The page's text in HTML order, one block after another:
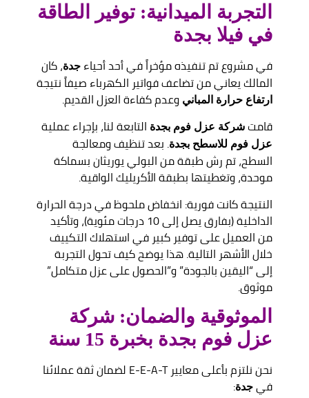
التجربة الميدانية: توفير الطاقة
في فيلا بجدة
في مشروع تم تنفيذه مؤخراً في أحد أحياء جدة، كان
المالك يعاني من تضاعف فواتير الكهرباء صيفاً نتيجة
ارتفاع حرارة المباني وعدم كفاءة العزل القديم.
قامت شركة عزل فوم بجدة التابعة لنا، بإجراء عملية
عزل فوم للاسطح بجدة. بعد تنظيف ومعالجة
السطح، تم رش طبقة من البولي يوريثان بسماكة
موحدة، وتغطيتها بطبقة الأكريليك الواقية.
النتيجة كانت فورية: انخفاض ملحوظ في درجة الحرارة
الداخلية (بفارق يصل إلى 10 درجات مئوية)، وتأكيد
من العميل على توفير كبير في استهلاك التكييف
خلال الأشهر التالية. هذا يوضح كيف تحول التجربة
إلى “اليقين بالجودة” و”الحصول على عزل متكامل”
موثوق.
الموثوقية والضمان: شركة
عزل فوم بجدة بخبرة 15 سنة
نحن نلتزم بأعلى معايير E-E-A-T لضمان ثقة عملائنا
في جدة: